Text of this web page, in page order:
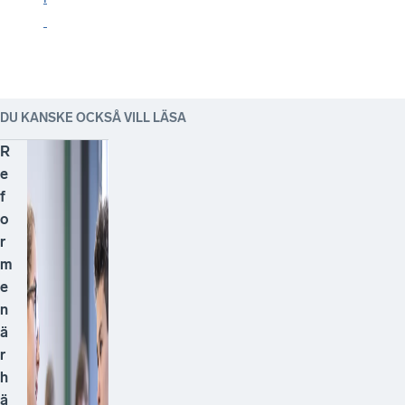
DU KANSKE OCKSÅ VILL LÄSA
R
e
f
o
r
m
e
n
ä
r
h
ä